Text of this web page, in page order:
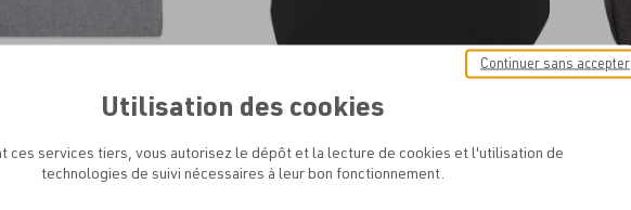
- TROUSSE EN TOILE TISSÉE À LA
À PARTIR DE 1.81€
KIMOOD - TROUSSE EN COTON CANVAS 48G
Utilisation des cookies
ces services tiers, vous autorisez le dépôt et la lecture de cookies et l'utilisation de
technologies de suivi nécessaires à leur bon fonctionnement.
Continuer sans accepter